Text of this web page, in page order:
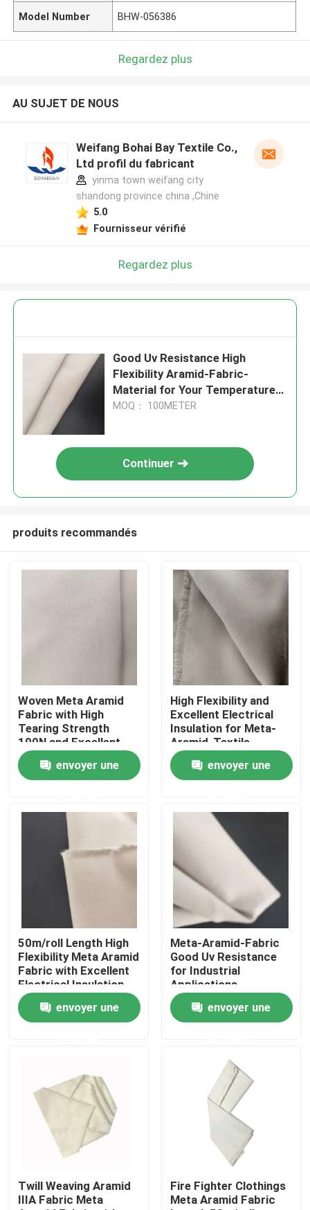
Produits
Au sujet de nous
Visite d'usine
Contactez-nous
Demandez une citation
Tissu d'Aramid de méta
tissu d'aramid de Para
Model Number BHW-056386
Regardez plus
AU SUJET DE NOUS
Weifang Bohai Bay Textile Co.,
Ltd profil du fabricant
yinma town weifang city
shandong province china ,Chine
5.0
Fournisseur vérifié
Regardez plus
Good Uv Resistance High
Flexibility Aramid-Fabric-
Material for Your Temperature
Environments
MOQ： 100METER
Continuer
produits recommandés
Woven Meta Aramid
Fabric with High
Tearing Strength
100N and Excellent
Electrical Insulation
envoyer une
High Flexibility and
Excellent Electrical
Insulation for Meta-
Aramid-Textile
envoyer une
50m/roll Length High
Flexibility Meta Aramid
Fabric with Excellent
Electrical Insulation
envoyer une
Meta-Aramid-Fabric
Good Uv Resistance
for Industrial
Applications
envoyer une
Twill Weaving Aramid
IIIA Fabric Meta
Fire Fighter Clothings
Meta Aramid Fabric